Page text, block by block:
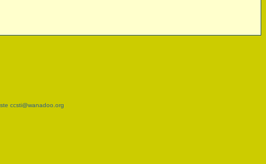
ccsti@wanadoo.org